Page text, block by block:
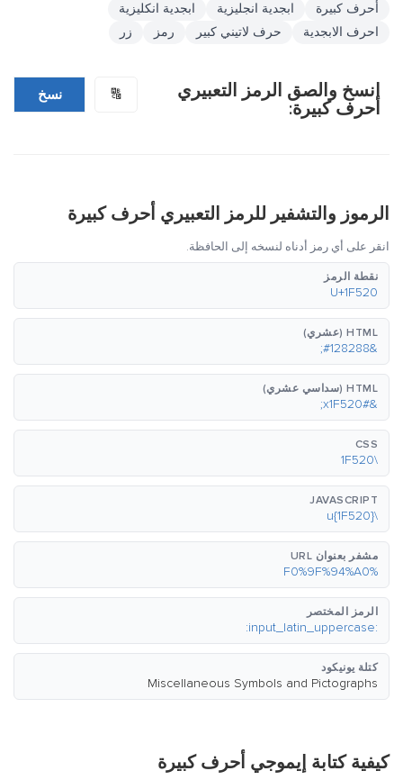
أحرف كبيرة ابجدية انجليزية
ابجدية انكليزية
احرف الابجدية
حرف لاتيني كبير رمز زر
انسخ والصق الرمز التعبيري
أحرف كبيرة:
🔠 نسخ
الرموز والتشفير للرمز التعبيري أحرف كبيرة
انقر على أي رمز أدناه لنسخه إلى الحافظة.
نقطة الرمز
U+1F520
HTML (عشري)
&#128288;
HTML (سداسي عشري)
&#x1F520;
CSS
\1F520
JAVASCRIPT
\u{1F520}
مشفر بعنوان URL
%F0%9F%94%A0
الرمز المختصر
:input_latin_uppercase:
كتلة يونيكود
Miscellaneous Symbols and Pictographs
كيفية كتابة إيموجي أحرف كبيرة